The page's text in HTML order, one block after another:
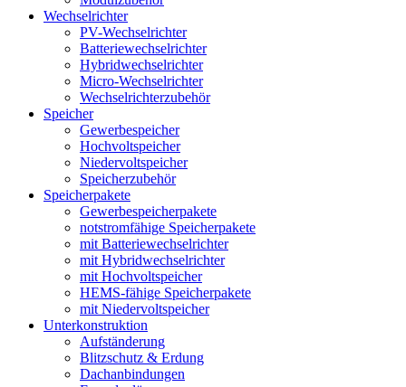
Wechselrichter
PV-Wechselrichter
Batteriewechselrichter
Hybridwechselrichter
Micro-Wechselrichter
Wechselrichterzubehör
Speicher
Gewerbespeicher
Hochvoltspeicher
Niedervoltspeicher
Speicherzubehör
Speicherpakete
Gewerbespeicherpakete
notstromfähige Speicherpakete
mit Batteriewechselrichter
mit Hybridwechselrichter
mit Hochvoltspeicher
HEMS-fähige Speicherpakete
mit Niedervoltspeicher
Unterkonstruktion
Aufständerung
Blitzschutz & Erdung
Dachanbindungen